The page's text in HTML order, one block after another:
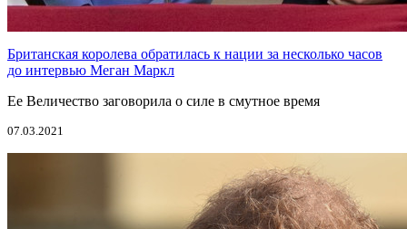
Британская королева обратилась к нации за несколько часов
до интервью Меган Маркл
Ее Величество заговорила о силе в смутное время
07.03.2021